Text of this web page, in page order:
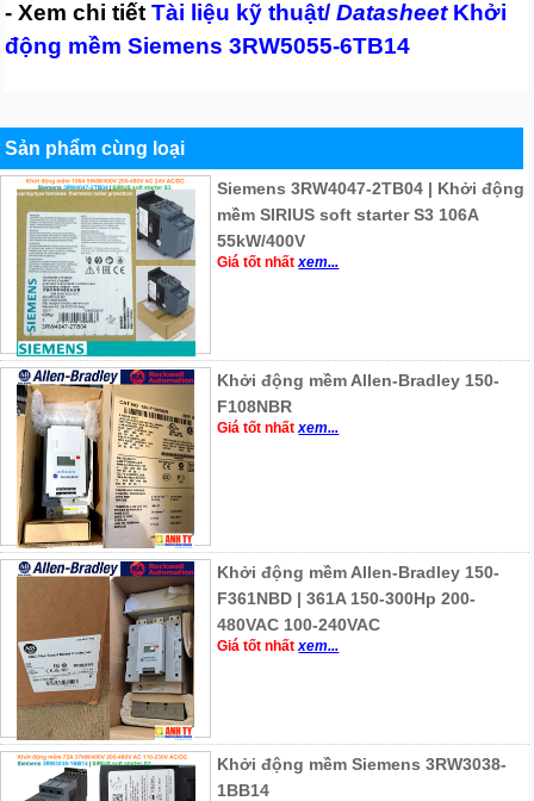
- Xem chi tiếtTài liệu kỹ thuật/DatasheetKhởi
động mềm Siemens 3RW5055-6TB14
Sản phẩm cùng loại
Siemens 3RW4047-2TB04 | Khởi động
mềm SIRIUS soft starter S3 106A
55kW/400V
Giá tốt nhấtxem...
Khởi động mềm Allen-Bradley 150-
F108NBR
Giá tốt nhấtxem...
Khởi động mềm Allen-Bradley 150-
F361NBD | 361A 150-300Hp 200-
480VAC 100-240VAC
Giá tốt nhấtxem...
Khởi động mềm Siemens 3RW3038-
1BB14